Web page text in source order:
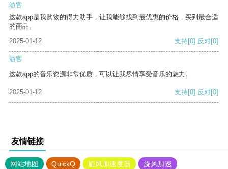
游客
这款app是我购物的得力助手，让我能够找到最优惠的价格，买到最合适
的商品。
2025-01-12
支持[0] 反对[0]
游客
这款app的音乐资源非常优质，可以让我尽情享受音乐的魅力。
2025-01-12 支持[0] 反对[0]
友情链接
网站地图 QuickQ 旋风加速度器
旋风加速